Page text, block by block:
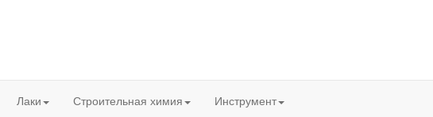
Лаки Строительная химия Инструмент